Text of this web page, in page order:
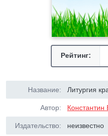
Рейтинг:
Название: Литургия
Автор: Константин
Издательство: неизвестно